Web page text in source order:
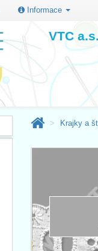
Informace
VTC
Krajky a